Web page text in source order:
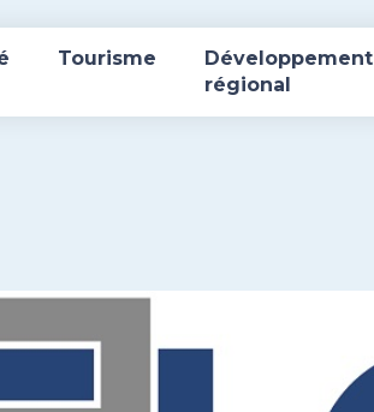
Tourisme
Développement
régional